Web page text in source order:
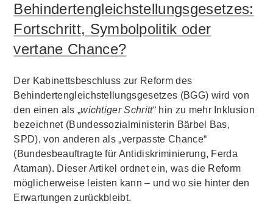
Behindertengleichstellungsgesetzes:
Fortschritt, Symbolpolitik oder
vertane Chance?
Der Kabinettsbeschluss zur Reform des
Behindertengleichstellungsgesetzes (BGG) wird von
den einen als „wichtiger Schritt“ hin zu mehr Inklusion
bezeichnet (Bundessozialministerin Bärbel Bas,
SPD), von anderen als „verpasste Chance“
(Bundesbeauftragte für Antidiskriminierung, Ferda
Ataman). Dieser Artikel ordnet ein, was die Reform
möglicherweise leisten kann – und wo sie hinter den
Erwartungen zurückbleibt.